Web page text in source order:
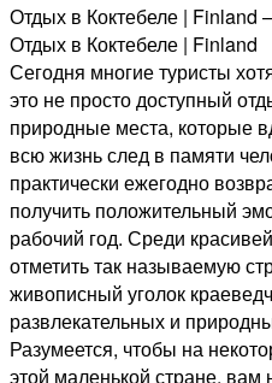
Отдых в Коктебеле |
Отдых в Коктебеле | Finland
Сегодня многие туристы
это не просто доступный
природные места, которые
всю жизнь след в памяти
практически ежегодно
получить положительный
рабочий год. Среди
отметить так называемую
живописный уголок
развлекательных и
Разумеется, чтобы на
этой маленькой стране,